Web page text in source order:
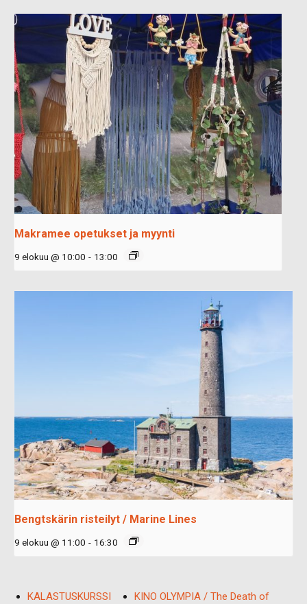
Makramee opetukset ja myynti
9 elokuu @ 10:00 - 13:00
Bengtskärin risteilyt / Marine Lines
9 elokuu @ 11:00 - 16:30
KALASTUSKURSSI
KINO OLYMPIA / The Death of